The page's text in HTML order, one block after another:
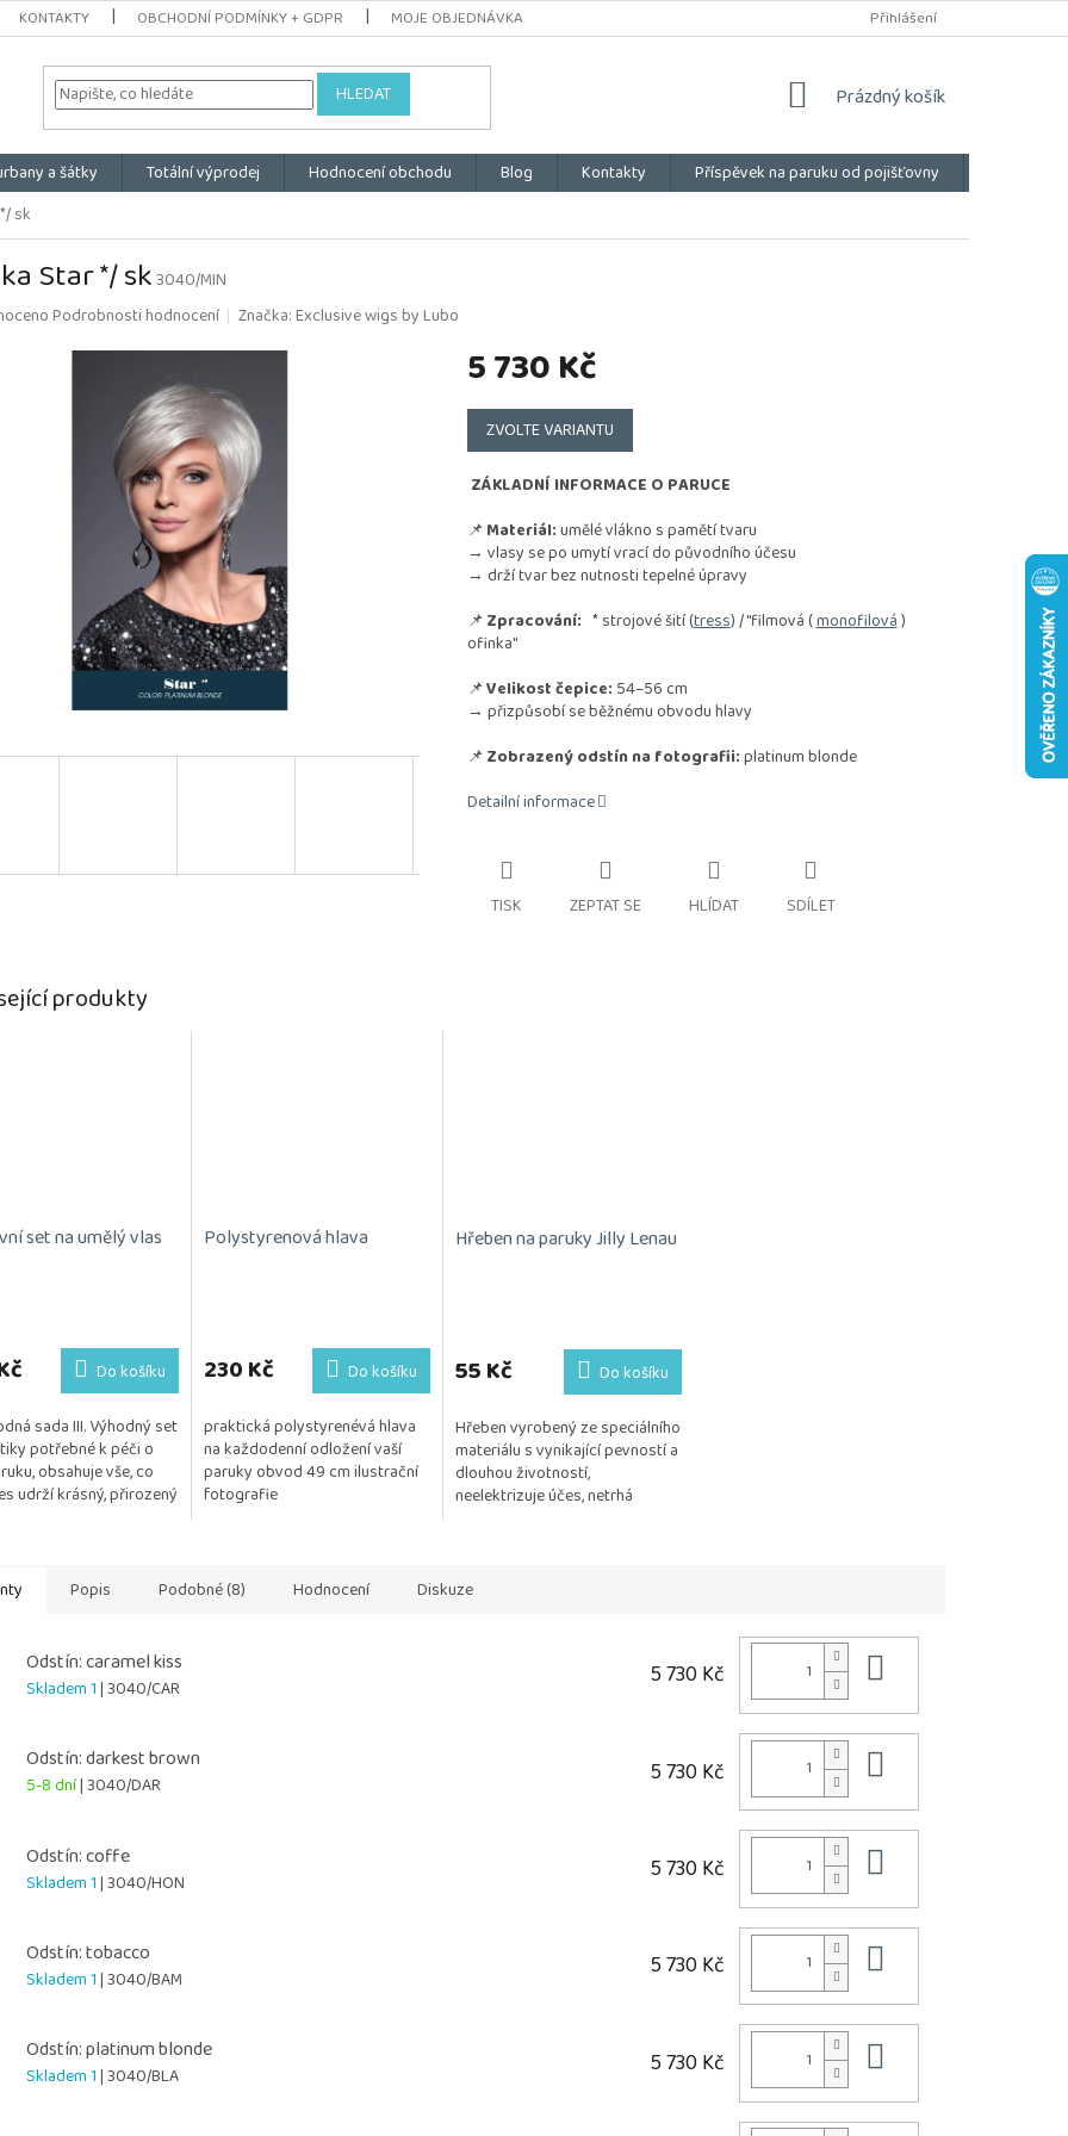
KONTAKTY OBCHODNÍ PODMÍNKY + GDPR MOJE OBJEDNÁVKA Přihlášení
HLEDAT
NÁKUPNÍ
Prázdný košík
a šátky Totální výprodej Hodnocení obchodu Blog Kontakty Příspěvek na paruku od pojišťovny
sk
Star */ sk3040/MIN
Podrobnosti hodnocení Značka:Exclusive wigs by Lubo
5 730 Kč
Měrná
cena:
ZVOLTE VARIANTU
ZÁKLADNÍ INFORMACE O PARUCE
📌Materiál:umělé vlákno s pamětí tvaru
→ vlasy se po umytí vrací do původního účesu
→ drží tvar bez nutnosti tepelné úpravy
📌Zpracování: * strojové šití (tress) / "filmová (monofilová)
ofinka"
📌Velikost čepice: 54–56 cm
→ přizpůsobí se běžnému obvodu hlavy
📌Zobrazený odstín na fotografii:platinum blonde
Detailní informace
TISK ZEPTAT SE HLÍDAT SDÍLET
produkty
set na umělý vlas
Do košíku
sada III. Výhodný set
potřebné k péči o
obsahuje vše, co
udrží krásný, přirozený
Polystyrenová hlava
230 Kč Do košíku
praktická polystyrenévá hlava
na každodenní odložení vaší
paruky obvod 49 cm ilustrační
fotografie
Hřeben na paruky Jilly Lenau
55 Kč Do košíku
Hřeben vyrobený ze speciálního
materiálu s vynikající pevností a
dlouhou životností,
neelektrizuje účes, netrhá
Popis Podobné (8) Hodnocení Diskuze
Odstín: caramel kiss
Skladem 1| 3040/CAR 5 730 Kč
Odstín: darkest brown
5-8 dní| 3040/DAR 5 730 Kč
Odstín: coffe
Skladem 1| 3040/HON 5 730 Kč
Odstín: tobacco
Skladem 1| 3040/BAM 5 730 Kč
Odstín: platinum blonde
Skladem 1| 3040/BLA 5 730 Kč